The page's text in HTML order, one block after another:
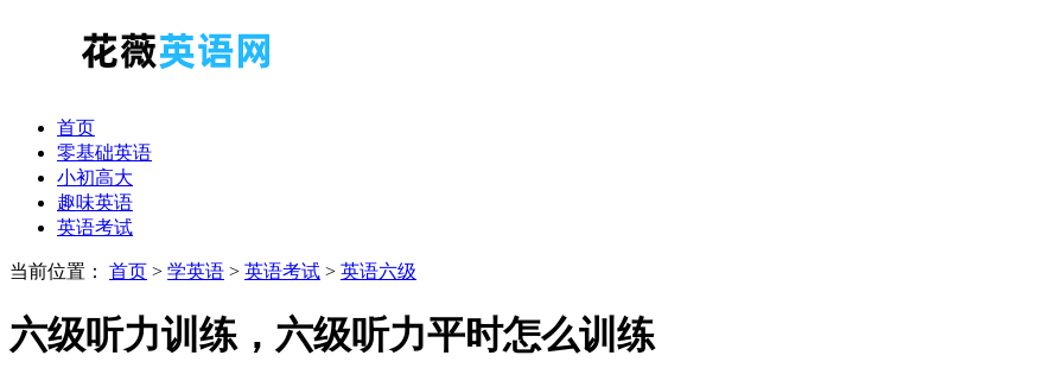
首页
零基础英语
小初高大
趣味英语
英语考试
当前位置： 首页 > 学英语 > 英语考试 > 英语六级
六级听力训练，六级听力平时怎么训练